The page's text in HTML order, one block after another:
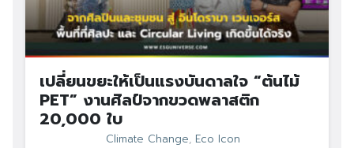
Search
for: Search
เปลี่ยนขยะให้เป็นแรงบันดาลใจ “ต้นไม้
PET” งานศิลป์จากขวดพลาสติก
20,000 ใบ
Climate Change, Eco Icon